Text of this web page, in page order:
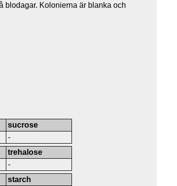
blodagar. Kolonierna är blanka och
sucrose
-
trehalose
-
starch